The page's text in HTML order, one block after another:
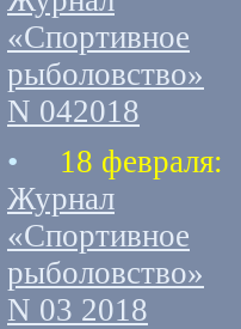
«Спортивное
рыболовство»
N 042018
• 18 февраля:
Журнал
«Спортивное
рыболовство»
N 03 2018